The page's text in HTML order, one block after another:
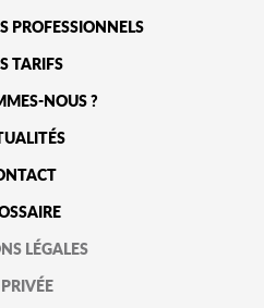
PROFESSIONNELS
TARIFS
NOUS ?
LÉGALES